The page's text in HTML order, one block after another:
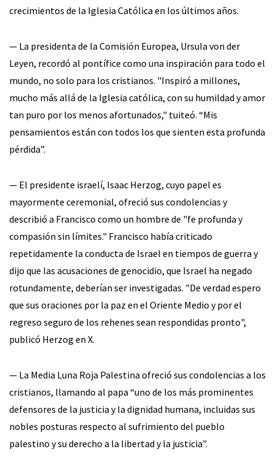
crecimientos de la Iglesia Católica en los últimos años.
— La presidenta de la Comisión Europea, Ursula von der
Leyen, recordó al pontífice como una inspiración para todo el
mundo, no solo para los cristianos. "Inspiró a millones,
mucho más allá de la Iglesia católica, con su humildad y amor
tan puro por los menos afortunados," tuiteó. “Mis
pensamientos están con todos los que sienten esta profunda
pérdida”.
— El presidente israelí, Isaac Herzog, cuyo papel es
mayormente ceremonial, ofreció sus condolencias y
describió a Francisco como un hombre de "fe profunda y
compasión sin límites." Francisco había criticado
repetidamente la conducta de Israel en tiempos de guerra y
dijo que las acusaciones de genocidio, que Israel ha negado
rotundamente, deberían ser investigadas. "De verdad espero
que sus oraciones por la paz en el Oriente Medio y por el
regreso seguro de los rehenes sean respondidas pronto",
publicó Herzog en X.
— La Media Luna Roja Palestina ofreció sus condolencias a los
cristianos, llamando al papa “uno de los más prominentes
defensores de la justicia y la dignidad humana, incluidas sus
nobles posturas respecto al sufrimiento del pueblo
palestino y su derecho a la libertad y la justicia".